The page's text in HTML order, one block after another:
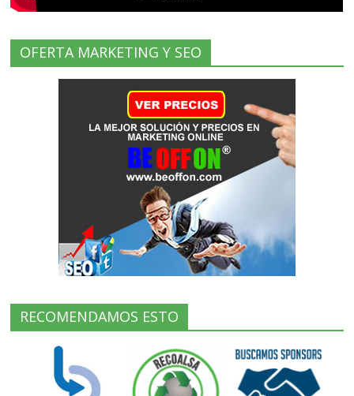
OFERTA MARKETING Y SEO
RECOMENDAMOS ESTO